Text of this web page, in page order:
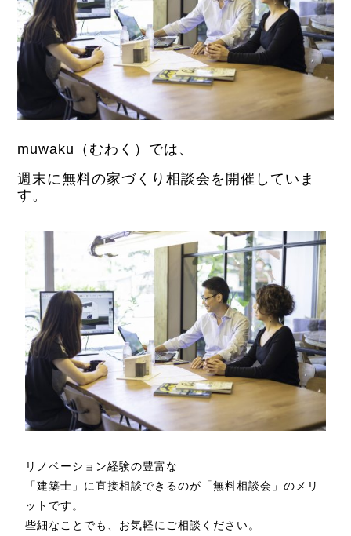
muwaku（むわく）では、
週末に無料の家づくり相談会を開催していま
す。
リノベーション経験の豊富な
「建築士」に直接相談できるのが「無料相談会」のメリ
ットです。
些細なことでも、お気軽にご相談ください。